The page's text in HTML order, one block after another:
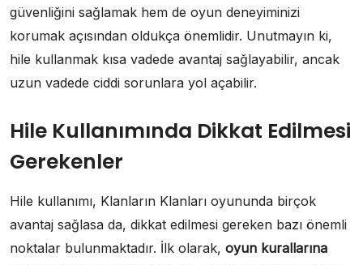
güvenliğini sağlamak hem de oyun deneyiminizi
korumak açısından oldukça önemlidir. Unutmayın ki,
hile kullanmak kısa vadede avantaj sağlayabilir, ancak
uzun vadede ciddi sorunlara yol açabilir.
Hile Kullanımında Dikkat Edilmesi
Gerekenler
Hile kullanımı, Klanların Klanları oyununda birçok
avantaj sağlasa da, dikkat edilmesi gereken bazı önemli
noktalar bulunmaktadır. İlk olarak, oyun kurallarına